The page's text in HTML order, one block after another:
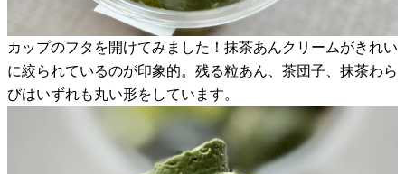
カップのフタを開けてみました！抹茶あんクリームがきれい
に絞られているのが印象的。残る粒あん、茶団子、抹茶わら
びはいずれも丸い形をしています。